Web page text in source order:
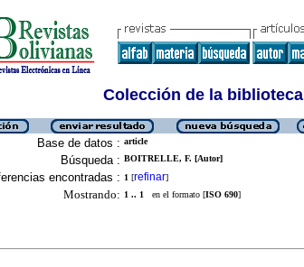
Colección de la biblioteca
Base de datos : article
Búsqueda : BOITRELLE, F. [Autor]
encontradas : 1 [refinar]
Mostrando: 1 .. 1 en el formato [ISO 690]